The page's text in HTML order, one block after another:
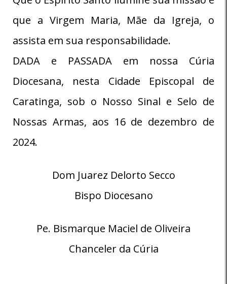
que a Virgem Maria, Mãe da Igreja, o
assista em sua responsabilidade.
DADA e PASSADA em nossa Cúria
Diocesana, nesta Cidade Episcopal de
Caratinga, sob o Nosso Sinal e Selo de
Nossas Armas, aos 16 de dezembro de
2024.
Dom Juarez Delorto Secco
Bispo Diocesano
Pe. Bismarque Maciel de Oliveira
Chanceler da Cúria